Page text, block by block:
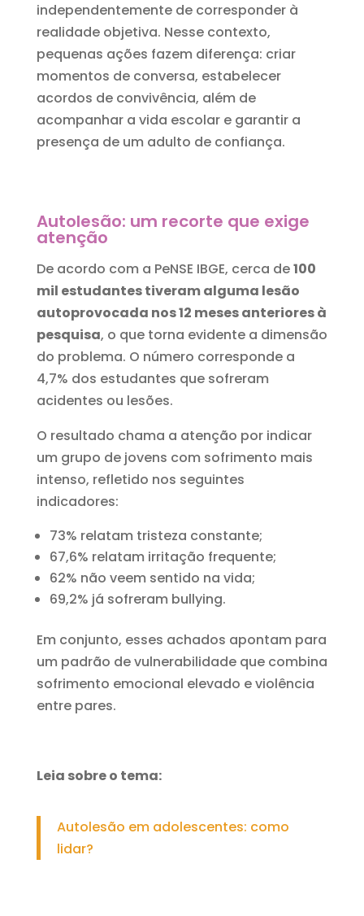
independentemente de corresponder à
realidade objetiva. Nesse contexto,
pequenas ações fazem diferença: criar
momentos de conversa, estabelecer
acordos de convivência, além de
acompanhar a vida escolar e garantir a
presença de um adulto de confiança.
Autolesão: um recorte que exige
atenção
De acordo com a PeNSE IBGE, cerca de100
mil estudantes tiveram alguma lesão
autoprovocada nos 12 meses anteriores à
pesquisa, o que torna evidente a dimensão
do problema. O número corresponde a
4,7% dos estudantes que sofreram
acidentes ou lesões.
O resultado chama a atenção por indicar
um grupo de jovens com sofrimento mais
intenso, refletido nos seguintes
indicadores:
73% relatam tristeza constante;
67,6% relatam irritação frequente;
62% não veem sentido na vida;
69,2% já sofreram bullying.
Em conjunto, esses achados apontam para
um padrão de vulnerabilidade que combina
sofrimento emocional elevado e violência
entre pares.
Leia sobre o tema:
Autolesão em adolescentes: como
lidar?